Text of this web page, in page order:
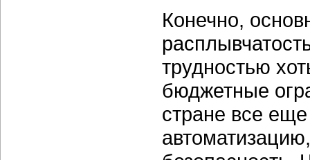
Конечно,
трудностью
бюджетные
стране все